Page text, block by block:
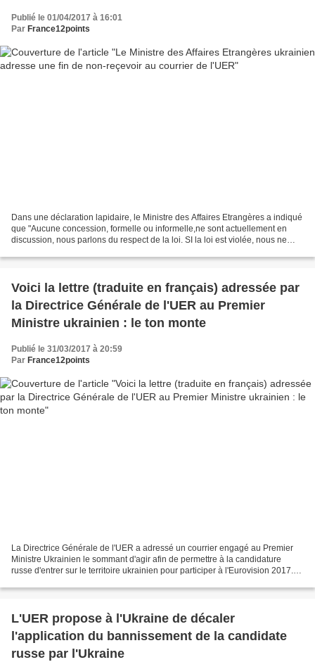
Publié le 01/04/2017 à 16:01
Par France12points
Dans une déclaration lapidaire, le Ministre des Affaires Etrangères a indiqué
que "Aucune concession, formelle ou informelle,ne sont actuellement en
discussion, nous parlons du respect de la loi. SI la loi est violée, nous ne
Voici la lettre (traduite en français) adressée par
la Directrice Générale de l'UER au Premier
Ministre ukrainien : le ton monte
Publié le 31/03/2017 à 20:59
Par France12points
La Directrice Générale de l'UER a adressé un courrier engagé au Premier
Ministre Ukrainien le sommant d'agir afin de permettre à la candidature
russe d'entrer sur le territoire ukrainien pour participer à l'Eurovision 2017.
L'UER propose à l'Ukraine de décaler
l'application du bannissement de la candidate
russe par l'Ukraine